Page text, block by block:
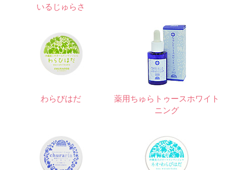
いるじゅらさ
わらびはだ
薬用ちゅらトゥースホワイト
ニング